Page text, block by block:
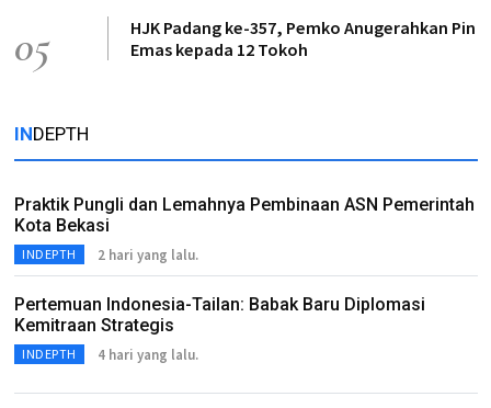
05
HJK Padang ke-357, Pemko Anugerahkan Pin
Emas kepada 12 Tokoh
INDEPTH
Praktik Pungli dan Lemahnya Pembinaan ASN Pemerintah
Kota Bekasi
INDEPTH 2 hari yang lalu.
Pertemuan Indonesia-Tailan: Babak Baru Diplomasi
Kemitraan Strategis
INDEPTH 4 hari yang lalu.